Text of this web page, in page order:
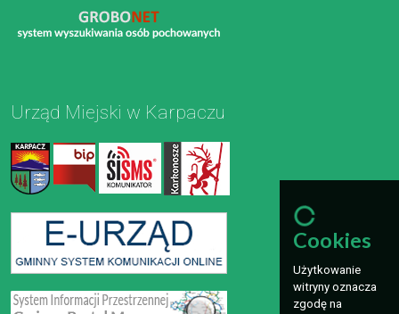
Urząd Miejski w Karpaczu
Cookies
Użytkowanie
witryny oznacza
zgodę na